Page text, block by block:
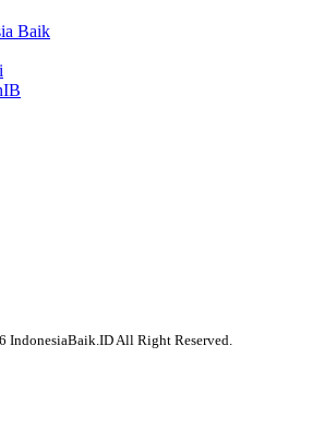
Baik
IndonesiaBaik.ID All Right Reserved.